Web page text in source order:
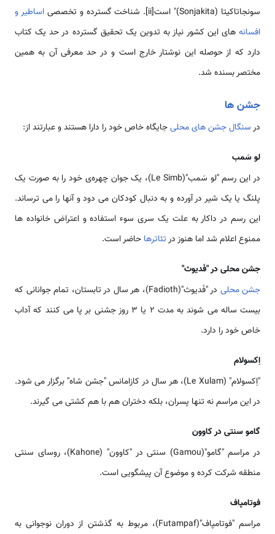
سونجاتاکیتا (Sonjakita)" است[ii]. شناخت گسترده و تخصصی
اساطیر و
افسانه های این کشور نیاز به تدوین یک تحقیق گسترده در حد یک کتاب
دارد که از حوصله این نوشتار خارج است و در حد معرفی آن به همین
مختصر بسنده شد.
جشن ها
درسنگالجشن های محلیجایگاه خاص خود را دارا هستند و عبارتند از:
لو سَمب
در این رسم "لو سَمب"(Le Simb)، یک جوان چهره‌ی خود را به صورت یک
پلنگ یا یک شیر در آورده و به دنبال کودکان می دود و آنها را می ترساند.
این رسم در داکار به علت یک سری سوء استفاده و اعتراض خانواده ها
ممنوع اعلام شد اما هنوز درتئاترها حاضر است.
جشن محلی در "فَدیوث"
جشن محلی
در "فَدیوث"(Fadioth)، هر سال در تابستان، تمام جوانانی که
بیست ساله می شوند به مدت 2 یا 3 روز جشنی بر پا می کنند که آداب
خاص خود را دارد.
اِکسولام
"اِکسولام" (Le Xulam)، هر سال در کازامانس "جشن شاه" برگزار می شود.
در این مراسم نه تنها پسران، بلکه دختران هم با هم کشتی می گیرند.
گامو سنتی در کاوون
در مراسم "گامو"(Gamou) سنتی در "کاوون" (Kahone)، روسای سنتی
منطقه شرکت کرده و موضوع آن پیشگویی است.
فوتامپاف
مراسم "فوتامپاف"(Futampaf)، مربوط به گذشتن از دوران نوجوانی به